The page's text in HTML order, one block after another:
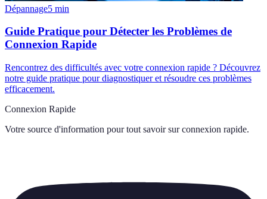
Dépannage5 min
Guide Pratique pour Détecter les Problèmes de
Connexion Rapide
Rencontrez des difficultés avec votre connexion rapide ? Découvrez
notre guide pratique pour diagnostiquer et résoudre ces problèmes
efficacement.
Connexion Rapide
Votre source d'information pour tout savoir sur connexion rapide.